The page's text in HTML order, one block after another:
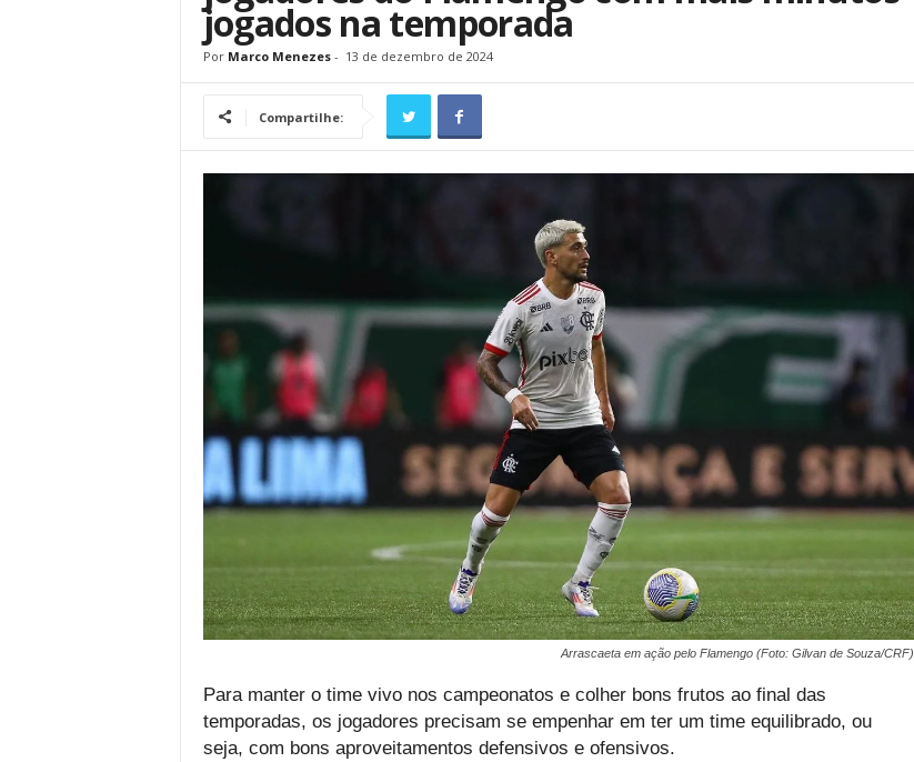
jogados na temporada
Por Marco Menezes- 13 de dezembro de 2024
Compartilhe:
Arrascaeta em ação pelo Flamengo (Foto: Gilvan de Souza/CRF)
Para manter o time vivo nos campeonatos e colher bons frutos ao final das
temporadas, os jogadores precisam se empenhar em ter um time equilibrado, ou
seja, com bons aproveitamentos defensivos e ofensivos.